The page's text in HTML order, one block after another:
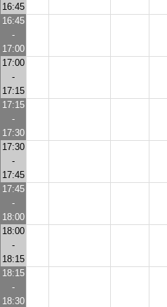
16:45
16:45
-
17:00
17:00
-
17:15
17:15
-
17:30
17:30
-
17:45
17:45
-
18:00
18:00
-
18:15
18:15
-
18:30